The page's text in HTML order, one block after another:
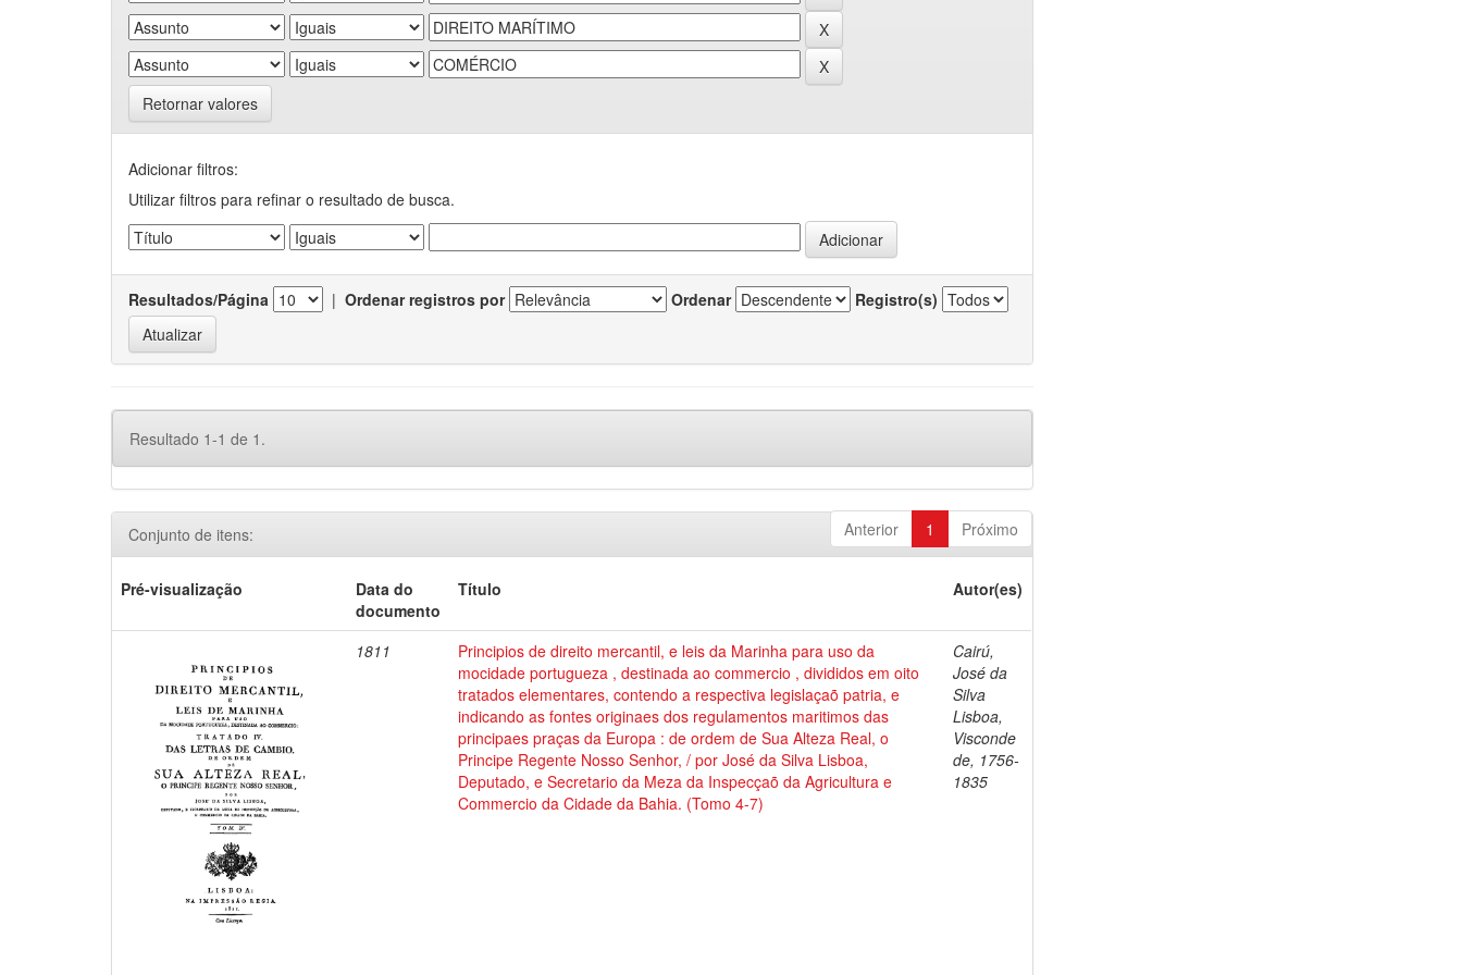
Retornar valores
Adicionar filtros:
Utilizar filtros para refinar o resultado de busca.
Resultados/Página | Ordenar registros por Ordenar Registro(s)
Resultado 1-1 de 1.
Anterior 1 Próximo
Conjunto de itens:
Pré-visualização
Data do
documento
Título Autor(es)
1811
Principios de direito mercantil, e leis da Marinha para uso da
mocidade portugueza , destinada ao commercio , divididos em oito
tratados elementares, contendo a respectiva legislaçaõ patria, e
indicando as fontes originaes dos regulamentos maritimos das
principaes praças da Europa : de ordem de Sua Alteza Real, o
Principe Regente Nosso Senhor, / por José da Silva Lisboa,
Deputado, e Secretario da Meza da Inspecçaõ da Agricultura e
Commercio da Cidade da Bahia. (Tomo 4-7)
Cairú,
José da
Silva
Lisboa,
Visconde
de, 1756-
1835